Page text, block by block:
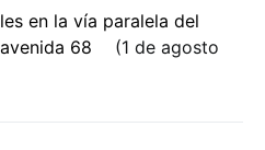
en la vía paralela del
68
1 de agosto